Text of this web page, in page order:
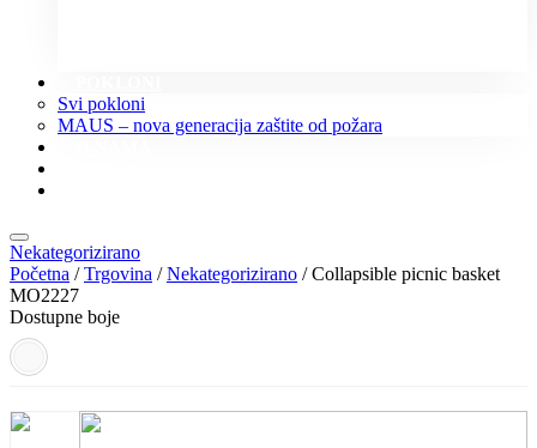
Svi pokloni
MAUS – nova generacija zaštite od požara
Nekategorizirano
Početna /Trgovina /Nekategorizirano / Collapsible picnic basket
MO2227
Dostupne boje